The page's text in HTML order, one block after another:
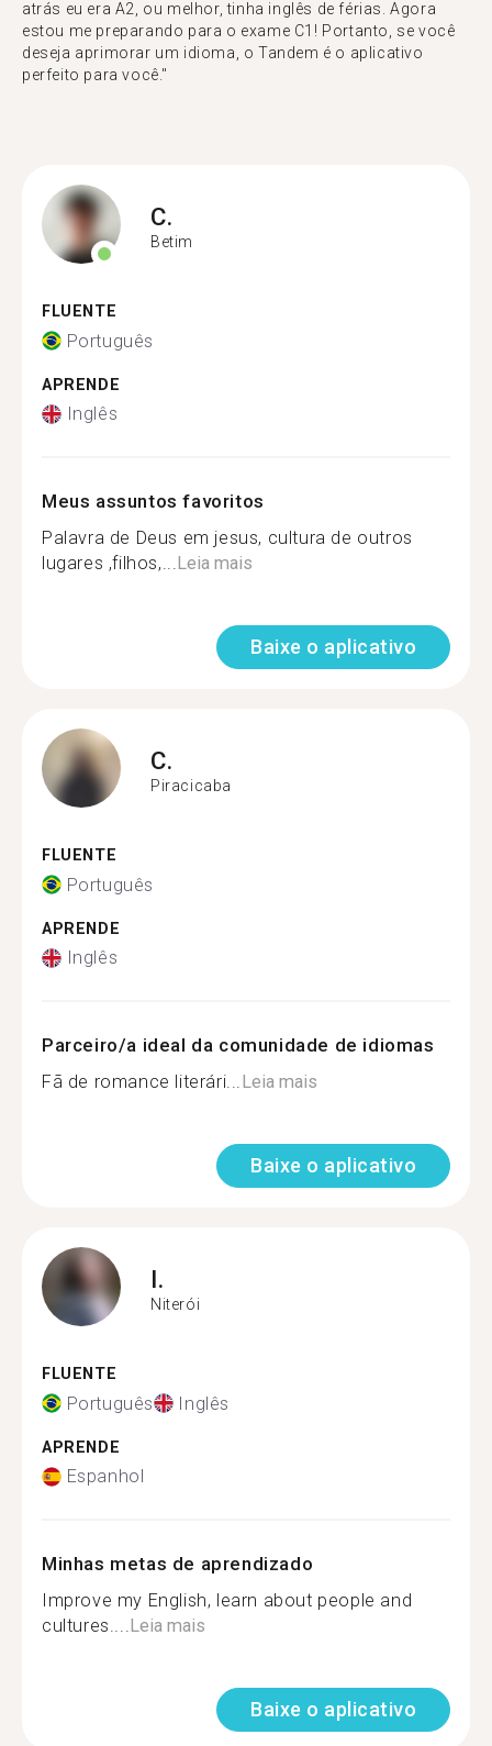
atrás eu era A2, ou melhor, tinha inglês de férias. Agora
estou me preparando para o exame C1! Portanto, se você
deseja aprimorar um idioma, o Tandem é o aplicativo
perfeito para você."
C.
Betim
FLUENTE
Português
APRENDE
Inglês
Meus assuntos favoritos
Palavra de Deus em jesus, cultura de outros
lugares ,filhos,...Leia mais
Baixe o aplicativo
C.
Piracicaba
FLUENTE
Português
APRENDE
Inglês
Parceiro/a ideal da comunidade de idiomas
Fã de romance literári...Leia mais
Baixe o aplicativo
I.
Niterói
FLUENTE
Português Inglês
APRENDE
Espanhol
Minhas metas de aprendizado
Improve my English, learn about people and
cultures....Leia mais
Baixe o aplicativo